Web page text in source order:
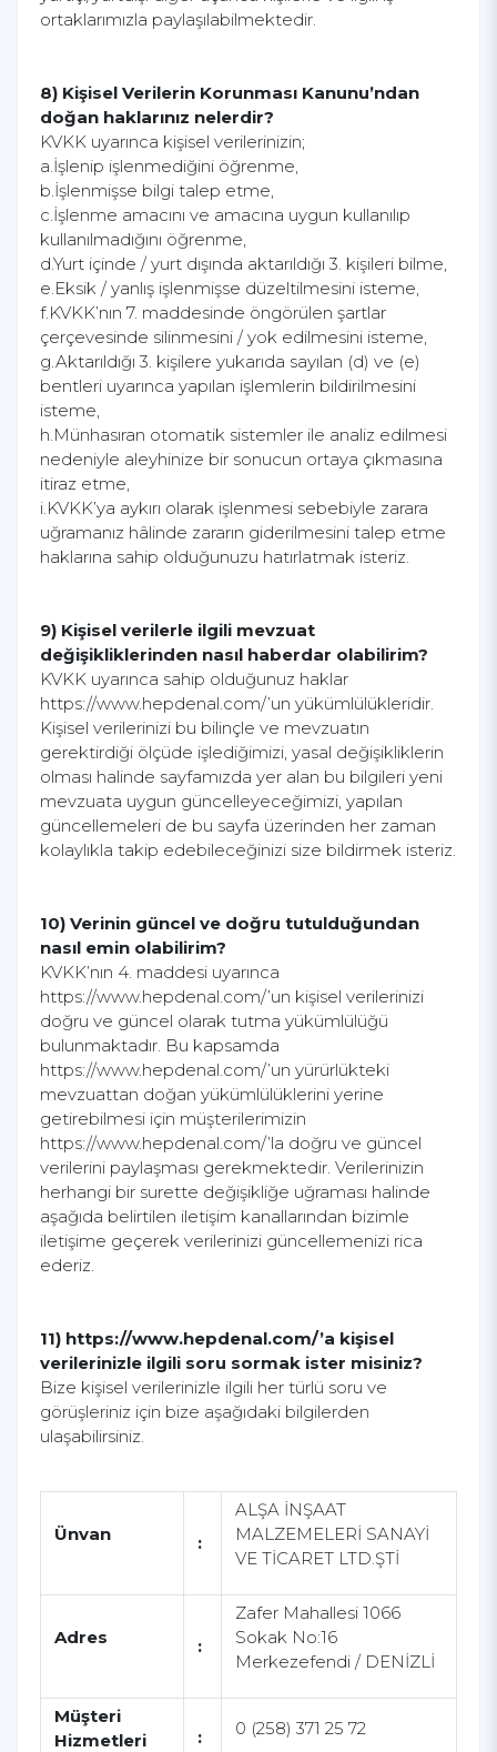
ortaklarımızla paylaşılabilmektedir.
8) Kişisel Verilerin Korunması Kanunu’ndan
doğan haklarınız nelerdir?
KVKK uyarınca kişisel verilerinizin;
a.İşlenip işlenmediğini öğrenme,
b.İşlenmişse bilgi talep etme,
c.İşlenme amacını ve amacına uygun kullanılıp
kullanılmadığını öğrenme,
d.Yurt içinde / yurt dışında aktarıldığı 3. kişileri bilme,
e.Eksik / yanlış işlenmişse düzeltilmesini isteme,
f.KVKK’nın 7. maddesinde öngörülen şartlar
çerçevesinde silinmesini / yok edilmesini isteme,
g.Aktarıldığı 3. kişilere yukarıda sayılan (d) ve (e)
bentleri uyarınca yapılan işlemlerin bildirilmesini
isteme,
h.Münhasıran otomatik sistemler ile analiz edilmesi
nedeniyle aleyhinize bir sonucun ortaya çıkmasına
itiraz etme,
i.KVKK’ya aykırı olarak işlenmesi sebebiyle zarara
uğramanız hâlinde zararın giderilmesini talep etme
haklarına sahip olduğunuzu hatırlatmak isteriz.
9) Kişisel verilerle ilgili mevzuat
değişikliklerinden nasıl haberdar olabilirim?
KVKK uyarınca sahip olduğunuz haklar
https://www.hepdenal.com/’un yükümlülükleridir.
Kişisel verilerinizi bu bilinçle ve mevzuatın
gerektirdiği ölçüde işlediğimizi, yasal değişikliklerin
olması halinde sayfamızda yer alan bu bilgileri yeni
mevzuata uygun güncelleyeceğimizi, yapılan
güncellemeleri de bu sayfa üzerinden her zaman
kolaylıkla takip edebileceğinizi size bildirmek isteriz.
10) Verinin güncel ve doğru tutulduğundan
nasıl emin olabilirim?
KVKK’nın 4. maddesi uyarınca
https://www.hepdenal.com/’un kişisel verilerinizi
doğru ve güncel olarak tutma yükümlülüğü
bulunmaktadır. Bu kapsamda
https://www.hepdenal.com/’un yürürlükteki
mevzuattan doğan yükümlülüklerini yerine
getirebilmesi için müşterilerimizin
https://www.hepdenal.com/’la doğru ve güncel
verilerini paylaşması gerekmektedir. Verilerinizin
herhangi bir surette değişikliğe uğraması halinde
aşağıda belirtilen iletişim kanallarından bizimle
iletişime geçerek verilerinizi güncellemenizi rica
ederiz.
11) https://www.hepdenal.com/’a kişisel
verilerinizle ilgili soru sormak ister misiniz?
Bize kişisel verilerinizle ilgili her türlü soru ve
görüşleriniz için bize aşağıdaki bilgilerden
ulaşabilirsiniz.
Ünvan :
ALŞA İNŞAAT
MALZEMELERİ SANAYİ
VE TİCARET LTD.ŞTİ
Adres :
Zafer Mahallesi 1066
Sokak No:16
Merkezefendi / DENİZLİ
Müşteri
Hizmetleri
: 0 (258) 371 25 72